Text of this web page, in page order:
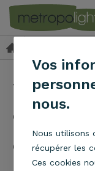
Tous les articles
Choisir son
Choisir son
Vos
nous.
Nous utilisons
récupérer les
Ces cookies